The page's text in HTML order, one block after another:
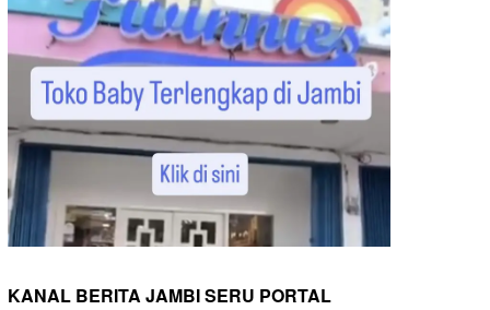
KANAL BERITA JAMBI SERU PORTAL